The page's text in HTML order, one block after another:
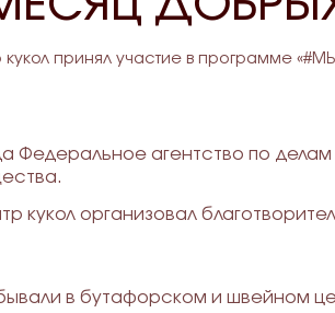
кукол принял участие в программе
Федеральное агентство по
кукол организовал
в бутафорском и швейном